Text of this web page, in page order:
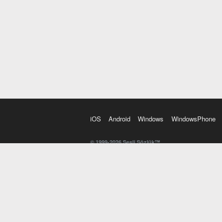
iOS Android Windows WindowsPhone
© 1999-2026 Sesli Sözlük™